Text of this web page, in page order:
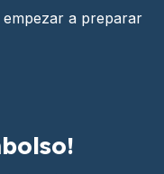
a preparar